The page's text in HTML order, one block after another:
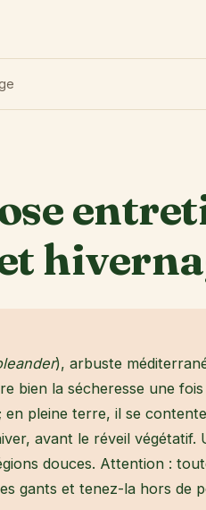
), arbuste
bien la sécheresse une
pleine terre, il se
avant le réveil végétatif.
douces. Attention :
gants et tenez-la hors de